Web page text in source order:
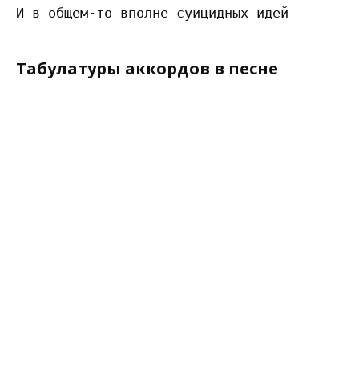
Табулатуры аккордов в песне